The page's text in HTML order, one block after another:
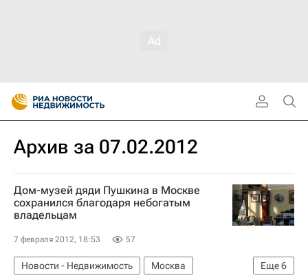
Архив за 07.02.2012
Дом-музей дяди Пушкина в Москве
сохранился благодаря небогатым
владельцам
7 февраля 2012, 18:53 57
Еще6
Новости - Недвижимость
Москва